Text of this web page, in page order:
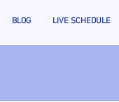
BLOG LIVE SCHEDULE